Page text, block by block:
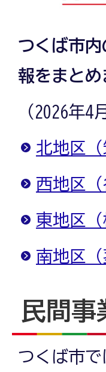
つくば市
報をまとめ
（2026年4
北地区（
西地区（
東地区（
南地区（
民間
つくば市